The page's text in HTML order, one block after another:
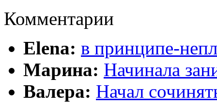
Комментарии
Elena: в принципе-
Марина: Начинала
Валера: Начал